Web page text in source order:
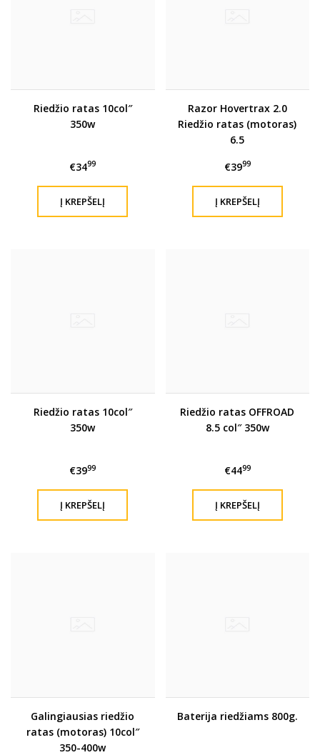
Riedžio ratas 10col″
350w
€3499
Razor Hovertrax 2.0
Riedžio ratas (motoras)
6.5
€3999
Riedžio ratas 10col″
350w
€3999
Riedžio ratas OFFROAD
8.5 col″ 350w
€4499
Galingiausias riedžio
ratas (motoras) 10col″
350-400w
Baterija riedžiams 800g.